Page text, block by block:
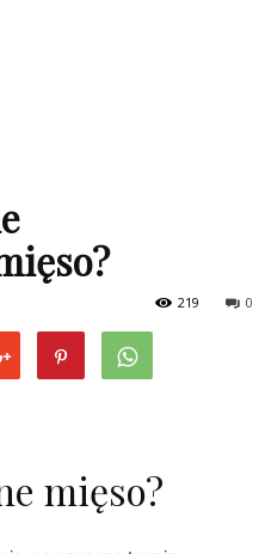
0
219
mięso?